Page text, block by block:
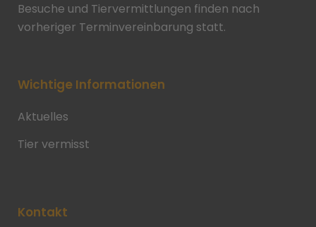
Besuche und Tiervermittlungen finden nach
vorheriger Terminvereinbarung statt.
Wichtige Informationen
Aktuelles
Tier vermisst
Kontakt